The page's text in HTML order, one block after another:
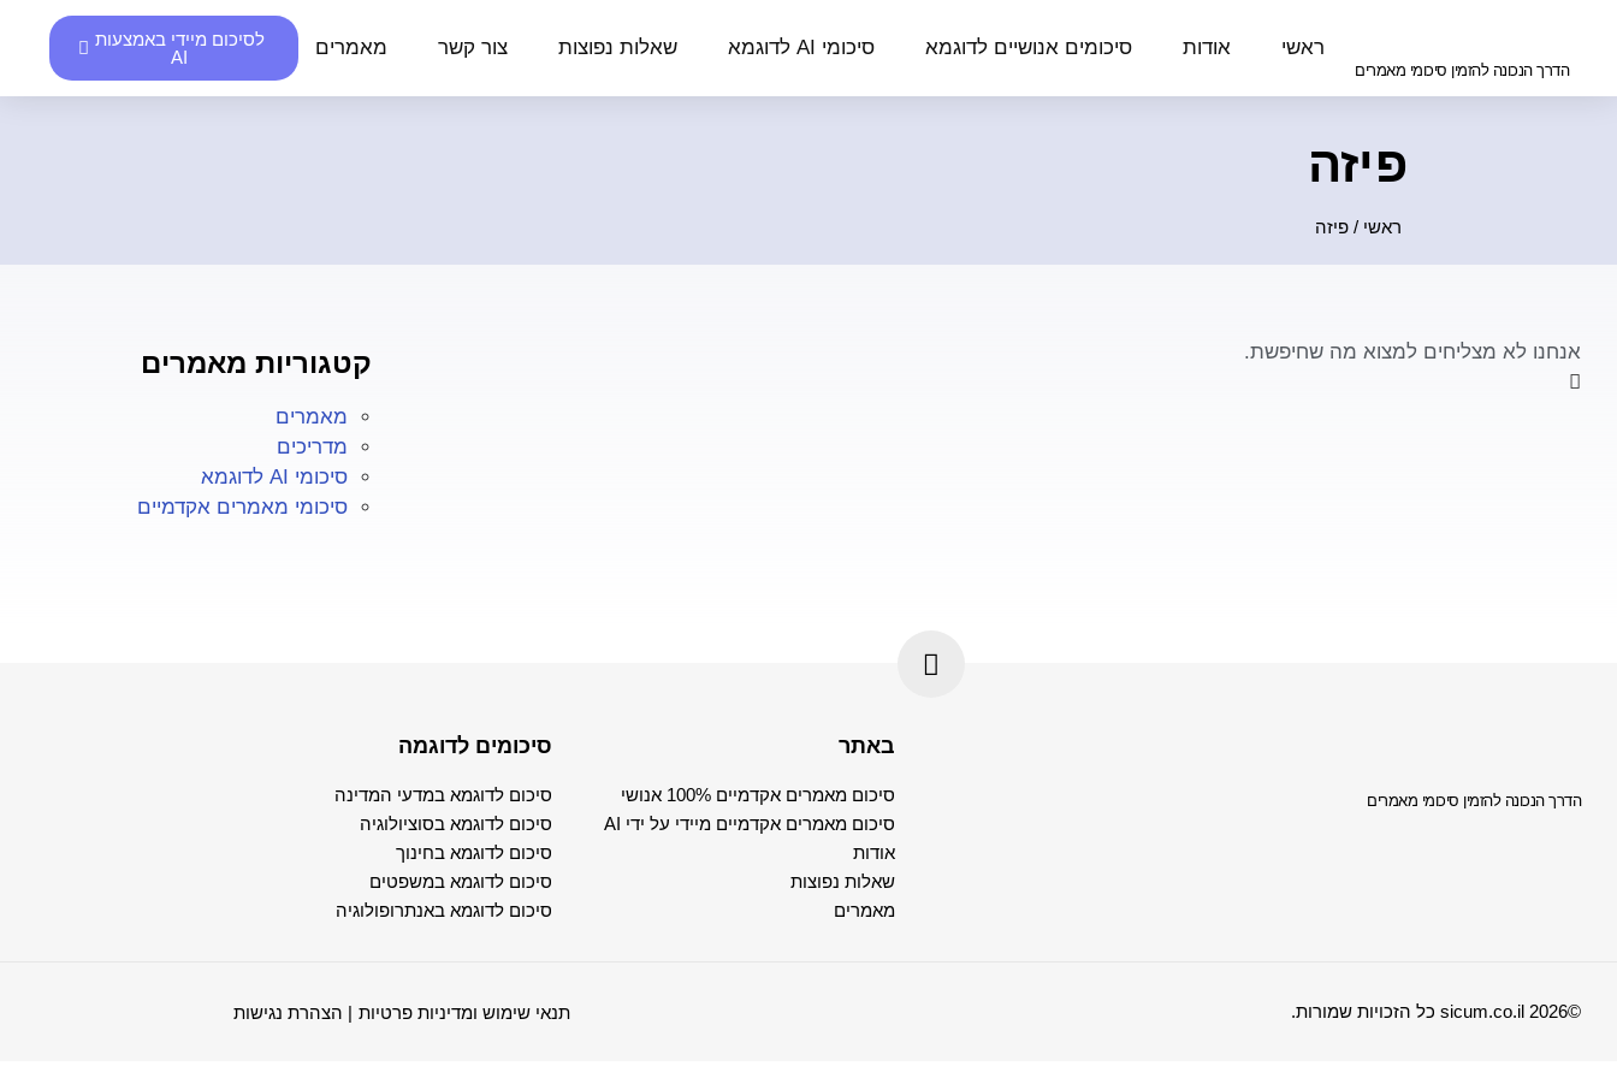
הדרך הנכונה להזמין סיכומי מאמרים
ראשי אודות סיכומים אנושיים לדוגמא סיכומי AI לדוגמא שאלות נפוצות צור קשר מאמרים
לסיכום מיידי באמצעות
AI
פיזה
ראשי /פיזה
אנחנו לא מצליחים למצוא מה שחיפשת. קטגוריות מאמרים
מאמרים
מדריכים
סיכומי AI לדוגמא
סיכומי מאמרים אקדמיים
הדרך הנכונה להזמין סיכומי מאמרים
באתר
סיכום מאמרים אקדמיים 100% אנושי
סיכום מאמרים אקדמיים מיידי על ידי AI
אודות
שאלות נפוצות
מאמרים
סיכומים לדוגמה
סיכום לדוגמא במדעי המדינה
סיכום לדוגמא בסוציולוגיה
סיכום לדוגמא בחינוך
סיכום לדוגמא במשפטים
סיכום לדוגמא באנתרופולוגיה
©2026 sicum.co.il כל הזכויות שמורות. תנאי שימוש ומדיניות פרטיות | הצהרת נגישות